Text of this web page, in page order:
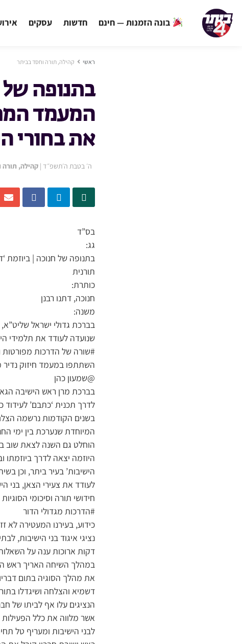
בונה הזמנות — חינם חדשות עסקים
ראשי קהילה, תורה וחסד בביתר
בתנופה של
המעמד
את בחורי
ה׳ בטבת ה׳תשפ״ד | קהילה, תורה
בס”ד
גג:
בתנופה של חנוכה | ביוזמת
תורנית
כותרת:
חנוכה, דתנו רבנן
משנה:
בברכת גדולי ישראל שליט”א,
שנועדה לעודד את תלמידי
השתתפו במעמד חיזוק נדיר
@שמעון כהן
בברכת מרן ראש הישיבה
לדרך תכנית ‘כתבם’ לעידוד
בשנים הקודמות נרשמה
המיוחדת שנערכת בין ימי
הוחלט גם השנה לצאת שוב
היוזמה יצאה לדרך ביוזמתו
הישיבות’ בעיר ביתר, וכן
לעודד את צעירי הצאן, בני
חידושי תורה וסיכומי
#הדרכות מגדולי הדור
כידוע, בעירנו המעטירה לא
נציגי איגוד בני הישיבות,
דקות ארוכות ענה על
במהלך השיחה האריך ראש
את מהלך הסוגיה בתום
דשמיא והצלחה ושיגדלו
הנציגים עלו אף לביתו של
אשר מלווה את כלל
לבני הישיבות ומעריף טל